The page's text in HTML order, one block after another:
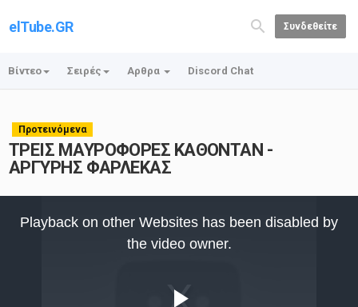
elTube.GR Συνδεθείτε
Βίντεο Σειρές Αρθρα Discord Chat
Προτεινόμενα
ΤΡΕΙΣ ΜΑΥΡΟΦΟΡΕΣ ΚΑΘΟΝΤΑΝ -
ΑΡΓΥΡΗΣ ΦΑΡΛΕΚΑΣ
Playback on other Websites has been disabled by
the video owner.